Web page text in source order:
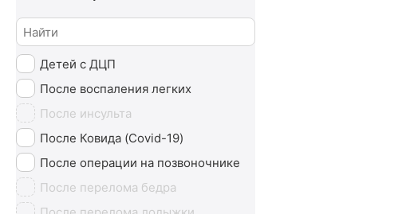
Сероводородные ванны
Сухие ванны (углекислые)
Тамбуканская грязь
Ударно-волновая терапия (УВТ)
Без лечения
Детей с ДЦП
После воспаления легких
После инсульта
После Ковида (Covid-19)
После операции на позвоночнике
После перелома бедра